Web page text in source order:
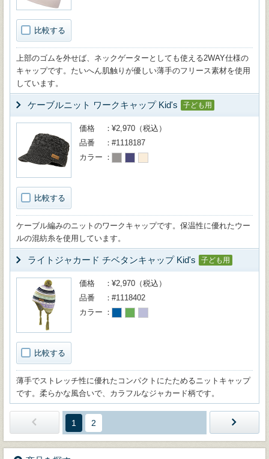
比較する
上部のゴムを外せば、ネックゲーターとしても使える2WAY仕様の
キャップです。たいへん肌触りが優しい薄手のフリース素材を使用
しています。
ケーブルニット ワークキャップ Kid's 子ども用
比較する
価格
¥2,970（税込）
品番
#1118187
カラー
ケーブル編みのニットのワークキャップです。保温性に優れたウー
ルの混紡糸を使用しています。
ライトジャカード チベタンキャップ Kid's 子ども用
比較する
価格
¥2,970（税込）
品番
#1118402
カラー
薄手でストレッチ性に優れたコンパクトにたためるニットキャップ
です。柔らかな風合いで、カラフルなジャカード柄です。
1 2